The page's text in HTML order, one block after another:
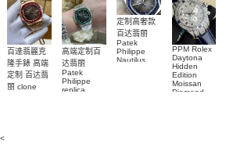
百達翡麗克
隆手錶 高端
定制 百达翡
丽 clone
高端定制百
达翡丽
Patek
Philippe
replica
定制高奢款
百达翡丽
Patek
Philippe
Nautilus
PPM Rolex
Daytona
Hidden
Edition
Moissan
Diamond
<